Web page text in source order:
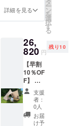
案内してゆ
きます。
未経験者、
初心者の方
たちに、手
軽、気軽に
楽しんでも
らい、安価
で高品質な
量：約
ステ
ル、ポ
リプロ
ピレン
カ
ラー：
サンド
ベー
ジュ
23,840
円(一般
販売価
29,800
円) 特典
2：税・
送料込
み 商品
名：ワ
ンポー
ルテン
ト 収容
人数：4
～5名
詳細を見る ー
ン
を
選
択
す
る
26,
820 円
残り10
【早割
10％OF
F】 ＜
特典＞
特典1：
クラウ
ドファ
ンディ
支援
者：
0人
お届
け予